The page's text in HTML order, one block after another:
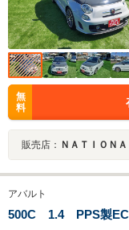
無
料
販売店： ＮＡＴＩＯＮ
アバルト
500C 1.4 PPS製